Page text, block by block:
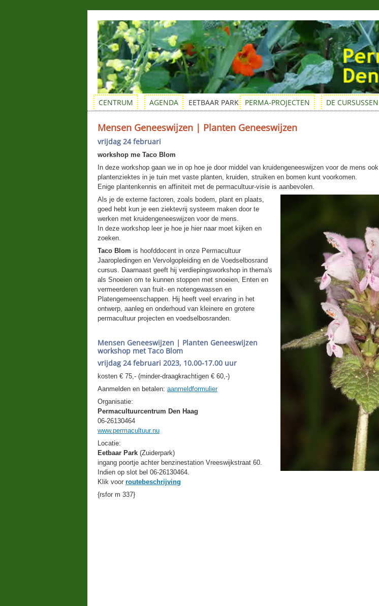
CENTRUM AGENDA EETBAAR PARK PERMA-PROJECTEN DE CURSUSSEN
Mensen Geneeswijzen | Planten Geneeswijzen
vrijdag 24 februari
workshop me Taco Blom
In deze workshop gaan we in op hoe je door middel van kruidengeneeswijzen voor de mens ook
plantenziektes in je tuin met vaste planten, kruiden, struiken en bomen kunt voorkomen.
Enige plantenkennis en affiniteit met de permacultuur-visie is aanbevolen.
Als je de externe factoren, zoals bodem, plant en plaats,
goed hebt kun je een ziektevrij systeem maken door te
werken met kruidengeneeswijzen voor de mens.
In deze workshop leer je hoe je hier naar moet kijken en
zoeken.
Taco Blom is hoofddocent in onze Permacultuur
Jaaropledingen en Vervolgopleiding en de Voedselbosrand
cursus. Daarnaast geeft hij verdiepingsworkshop in thema's
als Snoeien om te kunnen stoppen met snoeien, Enten en
vermeerderen van fruit- en notengewassen en
Platengemeenschappen. Hij heeft veel ervaring in het
ontwerp, aanleg en onderhoud van kleinere en grotere
permacultuur projecten en voedselbosranden.
Mensen Geneeswijzen | Planten Geneeswijzen
workshop met Taco Blom
vrijdag 24 februari 2023, 10.00-17.00 uur
kosten € 75,- (minder-draagkrachtigen € 60,-)
Aanmelden en betalen: aanmeldformulier
Organisatie:
Permacultuurcentrum Den Haag
06-26130464
www.permacultuur.nu
Locatie:
Eetbaar Park (Zuiderpark)
ingang poortje achter benzinestation Vreeswijkstraat 60.
Indien op slot bel 06-26130464.
Klik voor routebeschrijving
{rsfor m 337}